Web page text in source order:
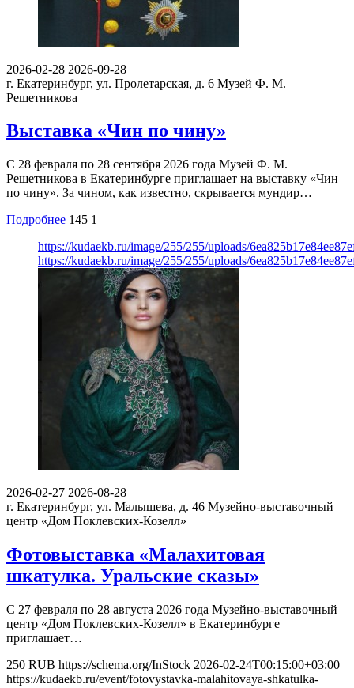
2026-02-28 2026-09-28
г. Екатеринбург, ул. Пролетарская, д. 6 Музей Ф. М.
Решетникова
Выставка «Чин по чину»
С 28 февраля по 28 сентября 2026 года Музей Ф. М.
Решетникова в Екатеринбурге приглашает на выставку «Чин
по чину». За чином, как известно, скрывается мундир…
Подробнее 145 1
https://kudaekb.ru/image/255/255/uploads/
https://kudaekb.ru/image/255/255/uploads/
2026-02-27 2026-08-28
г. Екатеринбург, ул. Малышева, д. 46 Музейно-выставочный
центр «Дом Поклевских-Козелл»
Фотовыставка «Малахитовая
шкатулка. Уральские сказы»
С 27 февраля по 28 августа 2026 года Музейно-выставочный
центр «Дом Поклевских-Козелл» в Екатеринбурге
приглашает…
250 RUB https://schema.org/InStock 2026-02-24T00:15:00+03:00
https://kudaekb.ru/event/fotovystavka-malahitovaya-shkatulka-